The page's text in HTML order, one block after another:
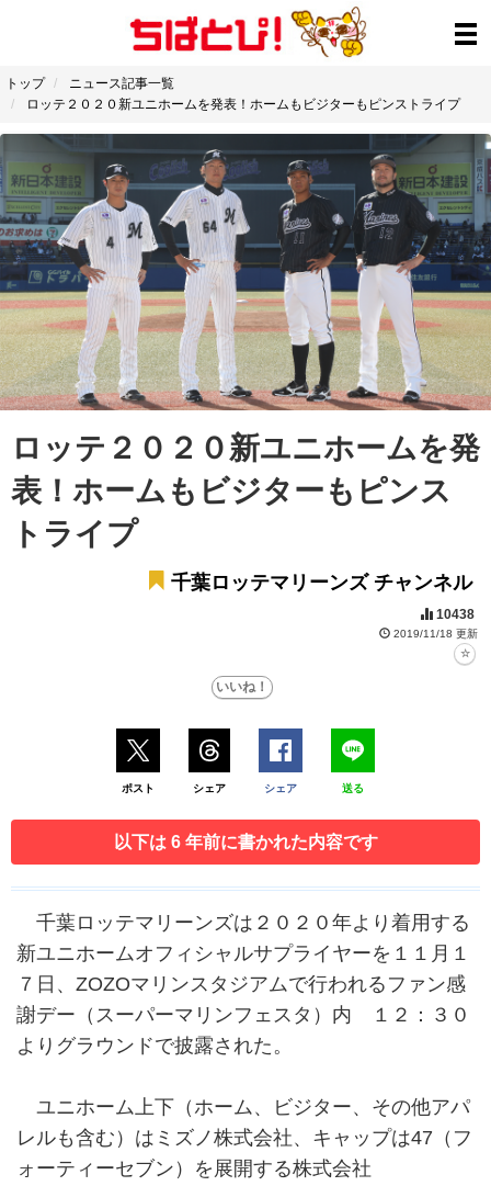
トップ
ニュース記事一覧
ロッテ２０２０新ユニホームを発表！ホームもビジターもピンストライプ
ロッテ２０２０新ユニホームを発
表！ホームもビジターもピンス
トライプ
千葉ロッテマリーンズ チャンネル
10438
2019/11/18 更新
ポスト シェア シェア 送る
以下は 6 年前に書かれた内容です
千葉ロッテマリーンズは２０２０年より着用する
新ユニホームオフィシャルサプライヤーを１１月１
７日、ZOZOマリンスタジアムで行われるファン感
謝デー（スーパーマリンフェスタ）内 １２：３０
よりグラウンドで披露された。
ユニホーム上下（ホーム、ビジター、その他アパ
レルも含む）はミズノ株式会社、キャップは47（フ
ォーティーセブン）を展開する株式会社